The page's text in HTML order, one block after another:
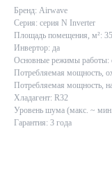
Бренд: Airwave
Серия: серия N Inverter
Площадь помещения, м²: 35
Инвертор: да
Основные режимы работы:
Потребляемая мощность,
Потребляемая мощность,
Хладагент: R32
Уровень шума (макс. ~
Гарантия: 3 года